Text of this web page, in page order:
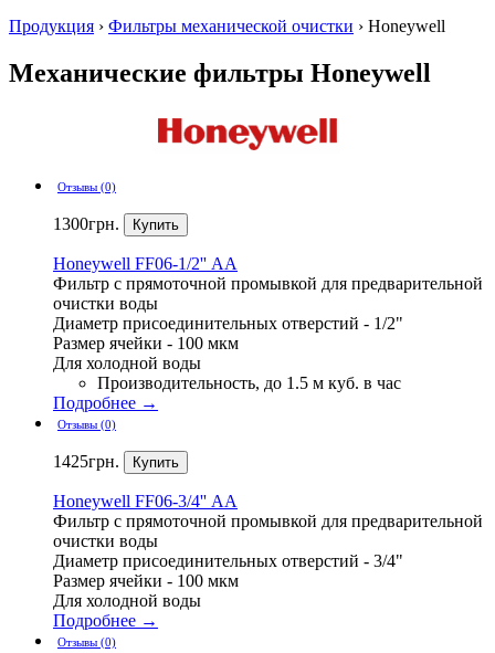
Продукция › Фильтры механической очистки › Honeywell
Механические фильтры Honeywell
Отзывы (0)
1300грн.
Honeywell FF06-1/2'' АА
Фильтр с прямоточной промывкой для предварительной
очистки воды
Диаметр присоединительных отверстий - 1/2"
Размер ячейки - 100 мкм
Для холодной воды
Производительность, до 1.5 м куб. в час
Подробнее →
Отзывы (0)
1425грн.
Honeywell FF06-3/4'' АА
Фильтр с прямоточной промывкой для предварительной
очистки воды
Диаметр присоединительных отверстий - 3/4"
Размер ячейки - 100 мкм
Для холодной воды
Подробнее →
Отзывы (0)